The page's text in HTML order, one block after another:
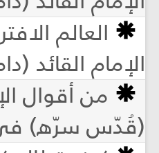
العالم
الإمام القائد
من أقوال
(قُدّس سرّه) في